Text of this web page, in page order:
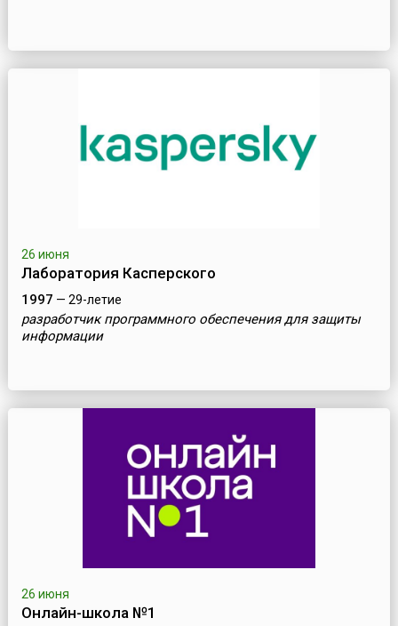
26 июня
Лаборатория Касперского
1997 — 29-летие
разработчик программного обеспечения для защиты
информации
26 июня
Онлайн-школа №1